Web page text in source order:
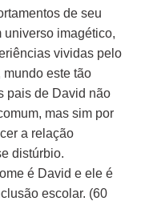
de seu
universo imagético,
vividas pelo
mundo este tão
pais de David não
mas sim por
a relação
distúrbio.
é David e ele é
escolar. (60